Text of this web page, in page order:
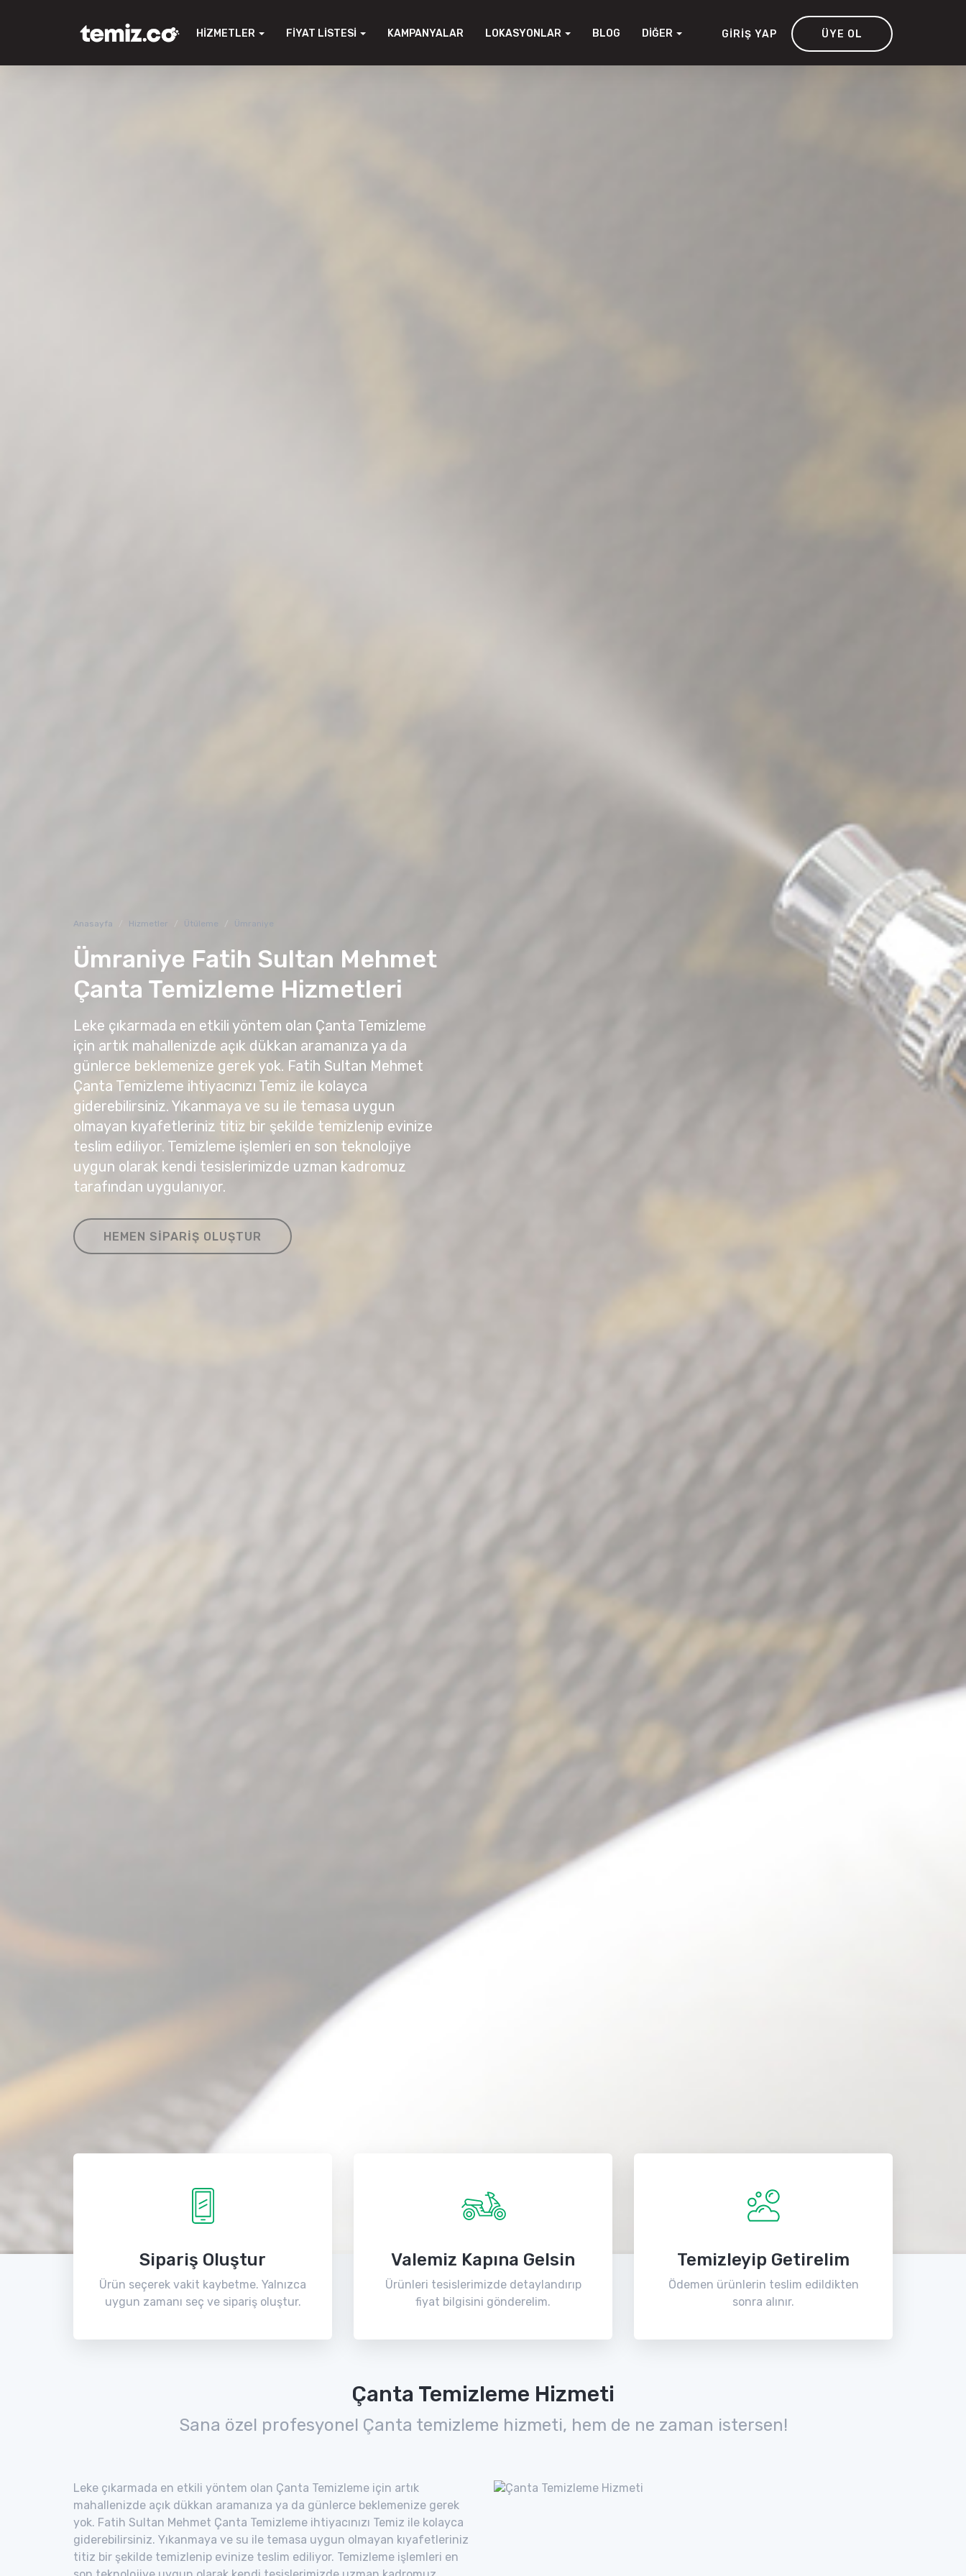
HIZMETLER FIYAT LISTESI KAMPANYALAR LOKASYONLAR BLOG DIĞER GIRIŞ YAP ÜYE OL
Anasayfa Hizmetler Ütüleme Ümraniye
Ümraniye Fatih Sultan Mehmet
Çanta Temizleme Hizmetleri
Leke çıkarmada en etkili yöntem olan Çanta Temizleme
için artık mahallenizde açık dükkan aramanıza ya da
günlerce beklemenize gerek yok. Fatih Sultan Mehmet
Çanta Temizleme ihtiyacınızı Temiz ile kolayca
giderebilirsiniz. Yıkanmaya ve su ile temasa uygun
olmayan kıyafetleriniz titiz bir şekilde temizlenip evinize
teslim ediliyor. Temizleme işlemleri en son teknolojiye
uygun olarak kendi tesislerimizde uzman kadromuz
tarafından uygulanıyor.
HEMEN SIPARIŞ OLUŞTUR
Sipariş Oluştur
Ürün seçerek vakit kaybetme. Yalnızca
uygun zamanı seç ve sipariş oluştur.
Valemiz Kapına Gelsin
Ürünleri tesislerimizde detaylandırıp
fiyat bilgisini gönderelim.
Temizleyip Getirelim
Ödemen ürünlerin teslim edildikten
sonra alınır.
Çanta Temizleme Hizmeti
Sana özel profesyonel Çanta temizleme hizmeti, hem de ne zaman istersen!
Leke çıkarmada en etkili yöntem olan Çanta Temizleme için artık
mahallenizde açık dükkan aramanıza ya da günlerce beklemenize gerek
yok. Fatih Sultan Mehmet Çanta Temizleme ihtiyacınızı Temiz ile kolayca
giderebilirsiniz. Yıkanmaya ve su ile temasa uygun olmayan kıyafetleriniz
titiz bir şekilde temizlenip evinize teslim ediliyor. Temizleme işlemleri en